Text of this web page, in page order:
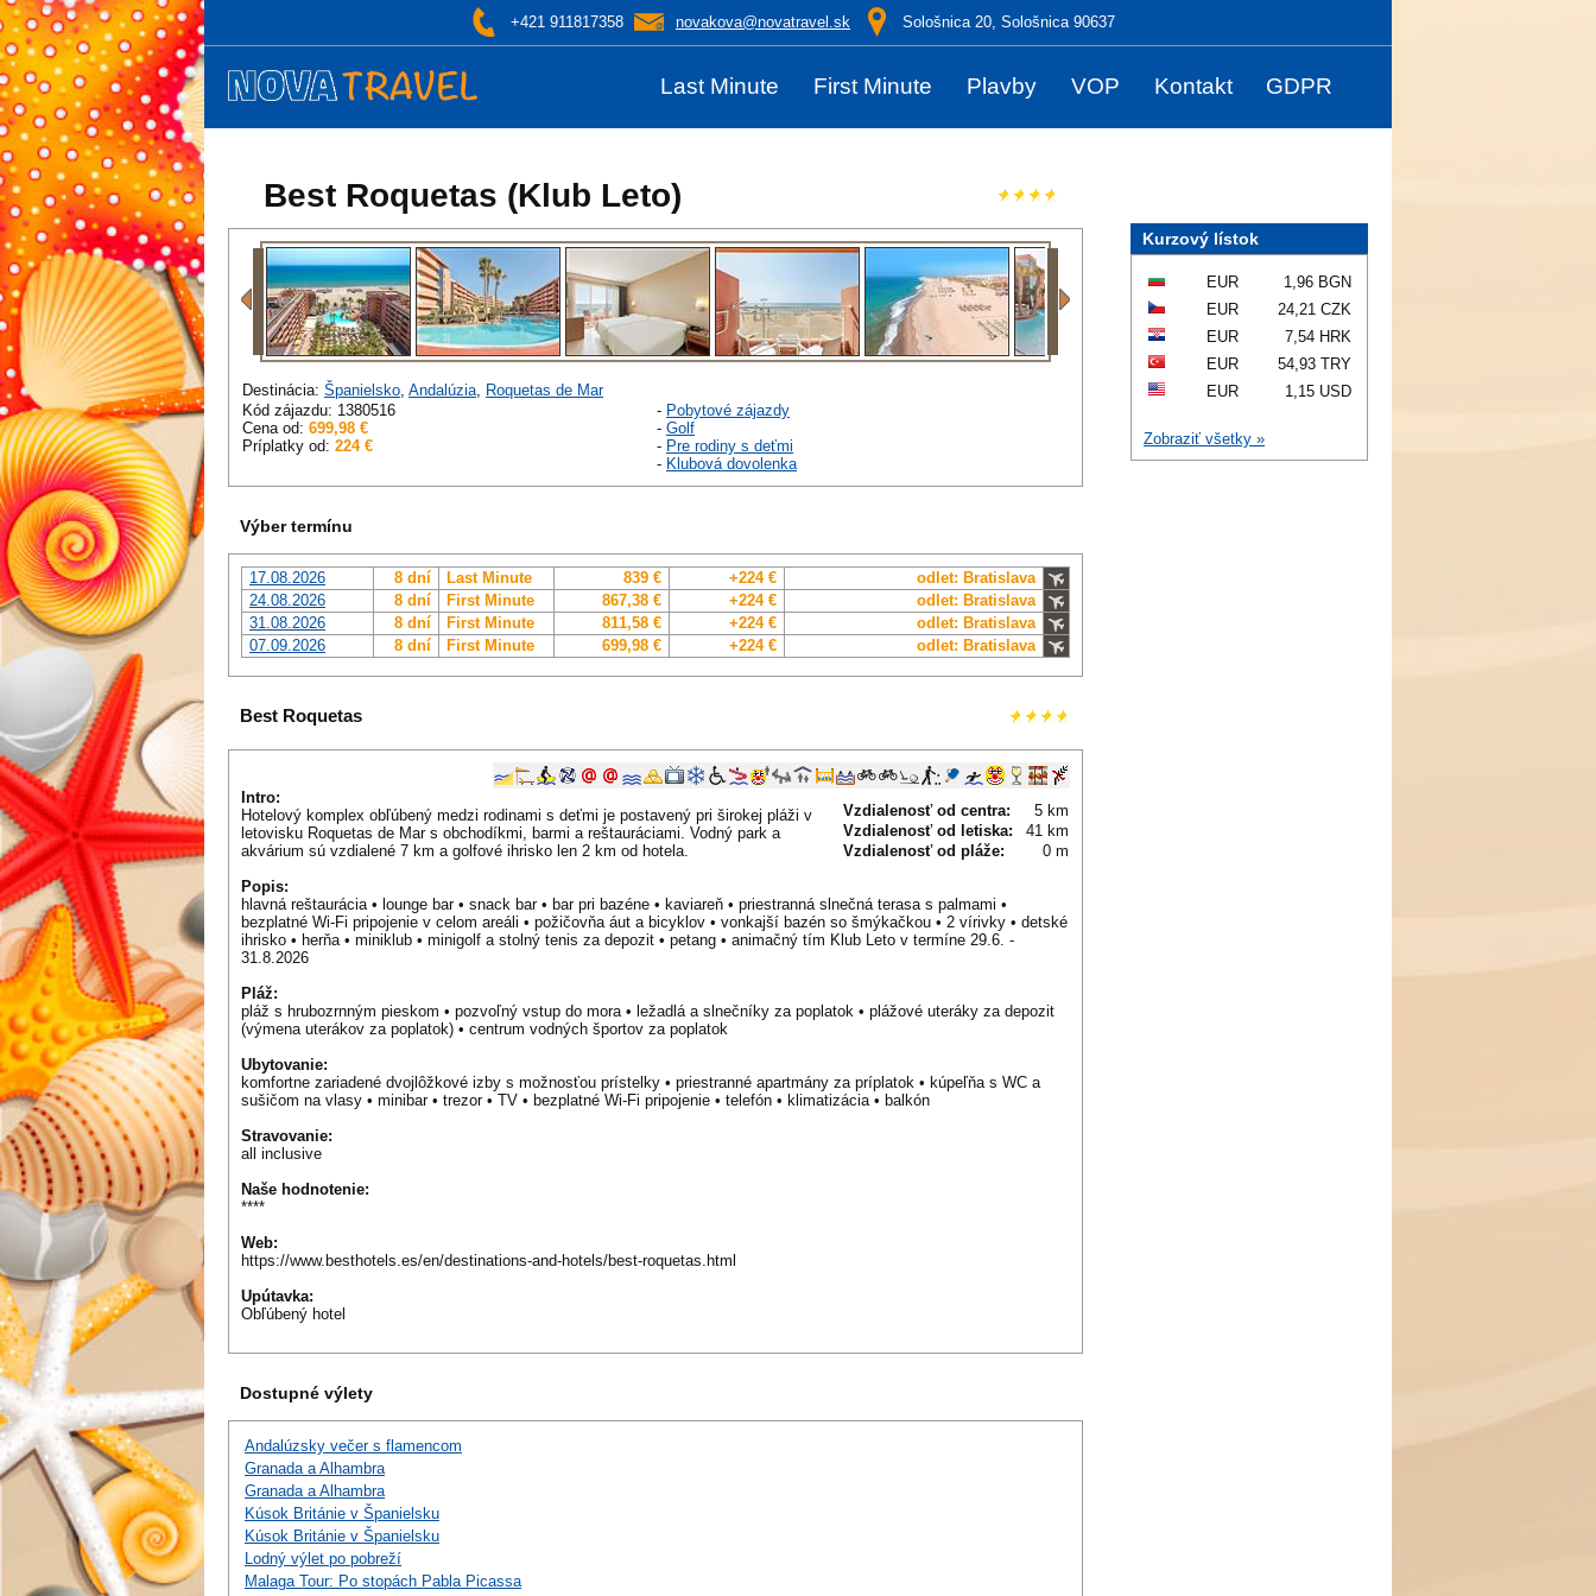
+421 911817358 novakova@novatravel.sk Sološnica 20, Sološnica 90637
Last Minute First Minute Plavby VOP Kontakt GDPR
Best Roquetas (Klub Leto)
Destinácia: Španielsko, Andalúzia, Roquetas de Mar
Kód zájazdu: 1380516
Cena od: 699,98 €
Príplatky od: 224 €
- Pobytové zájazdy
- Golf
- Pre rodiny s deťmi
- Klubová dovolenka
Výber termínu
17.08.2026 8 dní Last Minute 839 € +224 €
odlet: Bratislava
24.08.2026
8 dní First Minute 867,38 € +224 €
odlet: Bratislava
31.08.2026
8 dní First Minute 811,58 € +224 €
odlet: Bratislava
07.09.2026
8 dní First Minute 699,98 € +224 € odlet: Bratislava
Best Roquetas
Vzdialenosť od centra:
5 km
Vzdialenosť od letiska:
41 km
Vzdialenosť od pláže:
0 m
Intro:
Hotelový komplex obľúbený medzi rodinami s deťmi je postavený pri širokej pláži v
letovisku Roquetas de Mar s obchodíkmi, barmi a reštauráciami. Vodný park a
akvárium sú vzdialené 7 km a golfové ihrisko len 2 km od hotela.
Popis:
hlavná reštaurácia • lounge bar • snack bar • bar pri bazéne • kaviareň • priestranná slnečná terasa s palmami •
bezplatné Wi-Fi pripojenie v celom areáli • požičovňa áut a bicyklov • vonkajší bazén so šmýkačkou • 2 vírivky • detské
ihrisko • herňa • miniklub • minigolf a stolný tenis za depozit • petang • animačný tím Klub Leto v termíne 29.6. -
31.8.2026
Pláž:
pláž s hrubozrnným pieskom • pozvoľný vstup do mora • ležadlá a slnečníky za poplatok • plážové uteráky za depozit
(výmena uterákov za poplatok) • centrum vodných športov za poplatok
Ubytovanie:
komfortne zariadené dvojlôžkové izby s možnosťou prístelky • priestranné apartmány za príplatok • kúpeľňa s WC a
sušičom na vlasy • minibar • trezor • TV • bezplatné Wi-Fi pripojenie • telefón • klimatizácia • balkón
Stravovanie:
all inclusive
Naše hodnotenie:
****
Web:
https://www.besthotels.es/en/destinations-and-hotels/best-roquetas.html
Upútavka:
Obľúbený hotel
Dostupné výlety
Andalúzsky večer s flamencom
Granada a Alhambra
Granada a Alhambra
Kúsok Británie v Španielsku
Kúsok Británie v Španielsku
Lodný výlet po pobreží
Malaga Tour: Po stopách Pabla Picassa
Kurzový lístok
EUR
1,96 BGN
EUR
24,21 CZK
EUR
7,54 HRK
EUR
54,93 TRY
EUR
1,15 USD
Zobraziť všetky »